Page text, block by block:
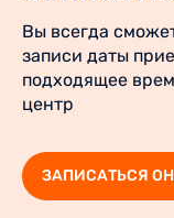
Вы всегда
записи даты
подходящее
центр
ЗАПИСАТЬСЯ